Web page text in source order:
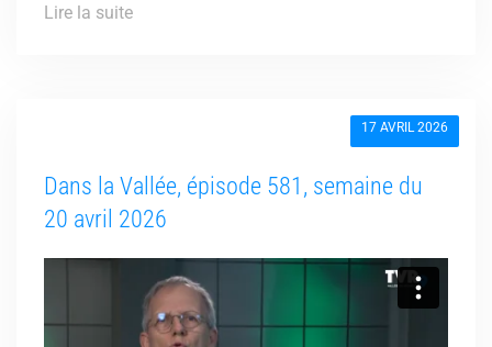
Lire la suite
17 AVRIL 2026
Dans la Vallée, épisode 581, semaine du
20 avril 2026